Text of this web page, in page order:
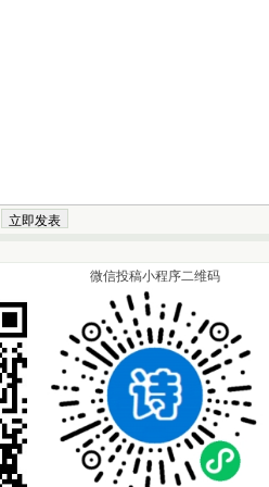
微信投稿小程序二维码